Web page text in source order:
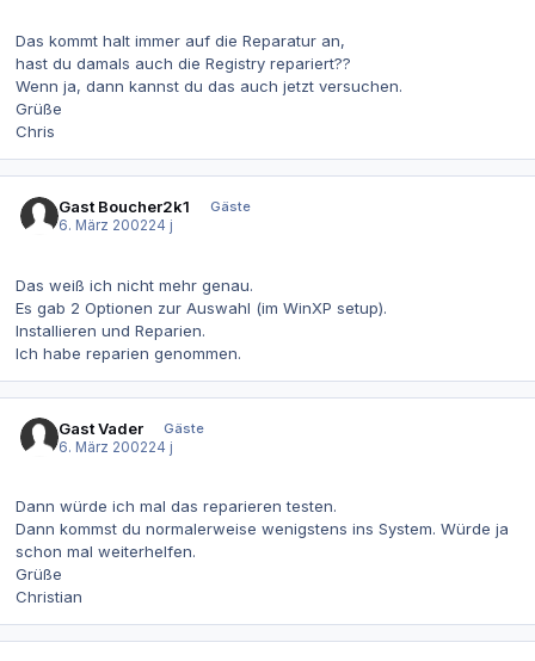
Das kommt halt immer auf die Reparatur an,
hast du damals auch die Registry repariert??
Wenn ja, dann kannst du das auch jetzt versuchen.
Grüße
Chris
Gast Boucher2k1
Gäste
6. März 200224 j
Das weiß ich nicht mehr genau.
Es gab 2 Optionen zur Auswahl (im WinXP setup).
Installieren und Reparien.
Ich habe reparien genommen.
Gast Vader
Gäste
6. März 200224 j
Dann würde ich mal das reparieren testen.
Dann kommst du normalerweise wenigstens ins System. Würde ja
schon mal weiterhelfen.
Grüße
Christian